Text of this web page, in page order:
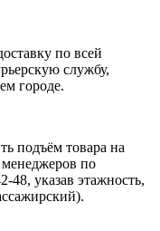
по всей
службу,
городе.
подъём товара на
по
48, указав этажность,